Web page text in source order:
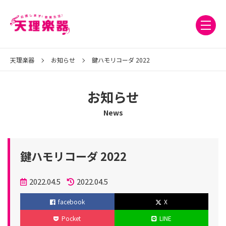
天理楽器 お知らせ 鍵ハモリコーダ 2022
お知らせ
News
鍵ハモリコーダ 2022
投
稿
日
2022.04.5
更
新
2022.04.5
facebook
X
Pocket
LINE